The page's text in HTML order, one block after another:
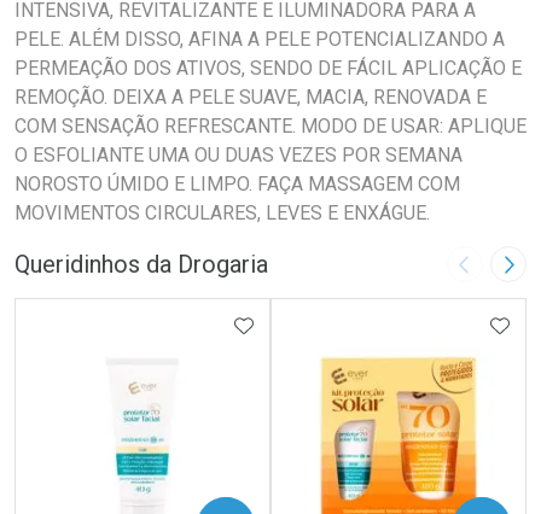
INTENSIVA, REVITALIZANTE E ILUMINADORA PARA A
PELE. ALÉM DISSO, AFINA A PELE POTENCIALIZANDO A
PERMEAÇÃO DOS ATIVOS, SENDO DE FÁCIL APLICAÇÃO E
REMOÇÃO. DEIXA A PELE SUAVE, MACIA, RENOVADA E
COM SENSAÇÃO REFRESCANTE. MODO DE USAR: APLIQUE
O ESFOLIANTE UMA OU DUAS VEZES POR SEMANA
NOROSTO ÚMIDO E LIMPO. FAÇA MASSAGEM COM
MOVIMENTOS CIRCULARES, LEVES E ENXÁGUE.
Queridinhos da Drogaria Imagem
ADICIONAR AOS FAVORITOS